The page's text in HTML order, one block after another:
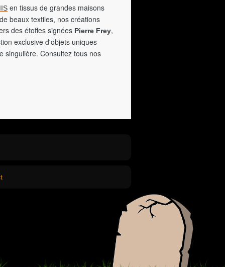
en tissus de grandes maisons
beaux textiles, nos créations
des étoffes signées Pierre Frey,
exclusive d'objets uniques
singulière. Consultez tous nos